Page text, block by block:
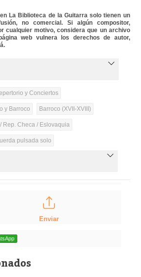
La Biblioteca de la Guitarra solo tienen un
no comercial. Si algún compositor,
cualquier motivo, considera que un archivo
web vulnera los derechos de autor,
y Conciertos
y Barroco Barroco (XVII-XVIII)
Rep. Checa / Eslovaquia
pulsada solo
Enviar